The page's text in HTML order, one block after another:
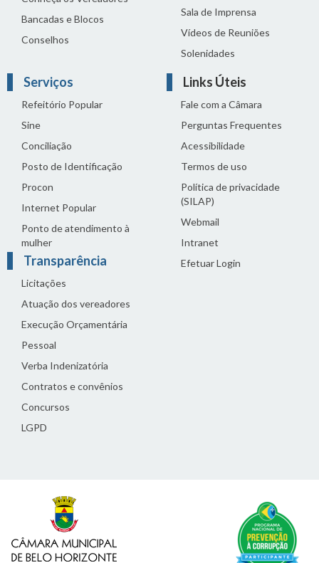
Bancadas e Blocos
Conselhos
Sala de Imprensa
Vídeos de Reuniões
Solenidades
Serviços
Refeitório Popular
Sine
Conciliação
Posto de Identificação
Procon
Internet Popular
Ponto de atendimento à
mulher
Transparência
Licitações
Atuação dos vereadores
Execução Orçamentária
Pessoal
Verba Indenizatória
Contratos e convênios
Concursos
LGPD
Links Úteis
Fale com a Câmara
Perguntas Frequentes
Acessibilidade
Termos de uso
Política de privacidade
(SILAP)
Webmail
Intranet
Efetuar Login